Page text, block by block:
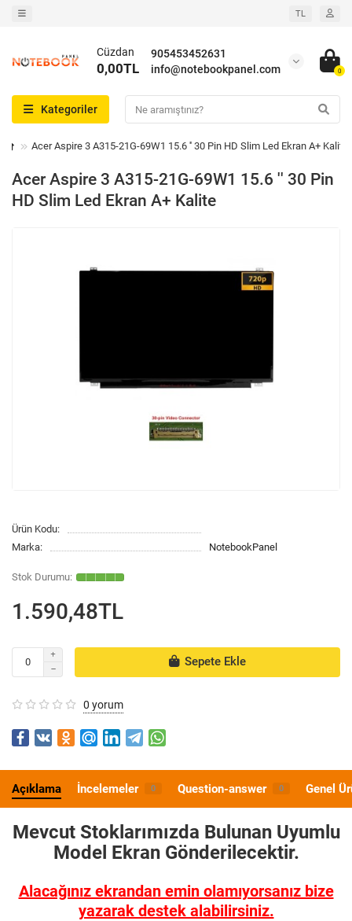
TL
905453452631
info@notebookpanel.com
Cüzdan
0,00TL 0
Kategoriler
Acer Aspire 3 A315-21G-69W1 15.6 '' 30 Pin HD Slim Led Ekran A+ Kalite
Acer Aspire 3 A315-21G-69W1 15.6 '' 30 Pin
HD Slim Led Ekran A+ Kalite
Ürün Kodu:
Marka:
NotebookPanel
1.590,48TL
Sepete Ekle
0 yorum
Açıklama İncelemeler 0 Question-answer 0 Genel
Mevcut Stoklarımızda Bulunan Uyumlu
Model Ekran Gönderilecektir.
Alacağınız ekrandan emin olamıyorsanız bize
yazarak destek alabilirsiniz.